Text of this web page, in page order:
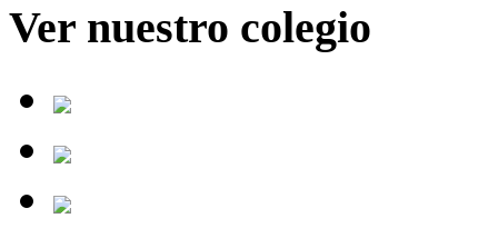
Ver nuestro colegio